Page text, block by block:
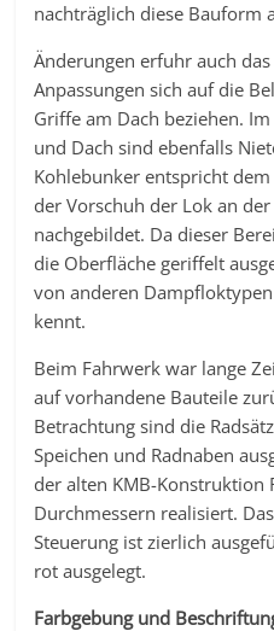
nachträglich diese Bauform
Änderungen erfuhr auch
Anpassungen sich auf die
Griffe am Dach beziehen.
und Dach sind ebenfalls
Kohlebunker entspricht
der Vorschuh der Lok an
nachgebildet. Da dieser
die Oberfläche geriffelt
von anderen
kennt.
Beim Fahrwerk war lange
auf vorhandene Bauteile
Betrachtung sind die
Speichen und Radnaben
der alten KMB-Konstruktion
Durchmessern realisiert.
Steuerung ist zierlich
rot ausgelegt.
Farbgebung und